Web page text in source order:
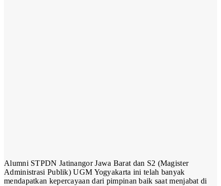
Alumni STPDN Jatinangor Jawa Barat dan S2 (Magister
Administrasi Publik) UGM Yogyakarta ini telah banyak
mendapatkan kepercayaan dari pimpinan baik saat menjabat di